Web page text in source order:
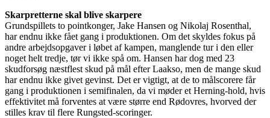
Skarpretterne skal blive skarpere
Grundspillets to pointkonger, Jake Hansen og Nikolaj Rosenthal,
har endnu ikke fået gang i produktionen. Om det skyldes fokus på
andre arbejdsopgaver i løbet af kampen, manglende tur i den eller
noget helt tredje, tør vi ikke spå om. Hansen har dog med 23
skudforsøg næstflest skud på mål efter Laakso, men de mange skud
har endnu ikke givet gevinst. Det er vigtigt, at de to målscorere får
gang i produktionen i semifinalen, da vi møder et Herning-hold, hvis
effektivitet må forventes at være større end Rødovres, hvorved der
stilles krav til flere Rungsted-scoringer.